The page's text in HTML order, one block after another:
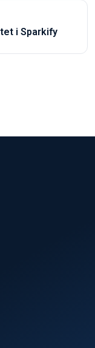
i Sparkify